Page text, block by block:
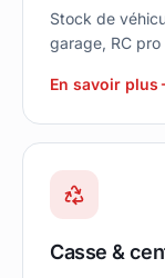
Stock de
garage, RC
En savoir plus
Casse &